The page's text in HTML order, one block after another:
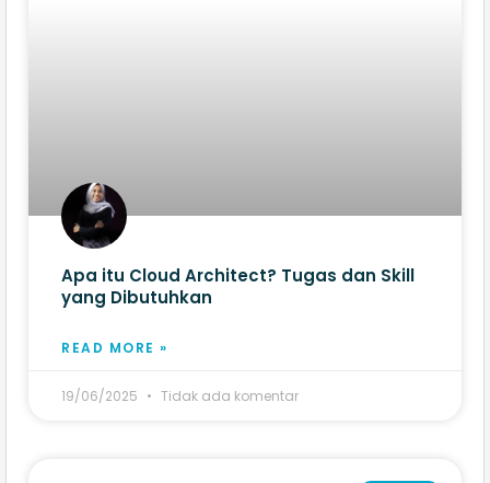
Apa itu Cloud Architect? Tugas dan Skill
yang Dibutuhkan
READ MORE »
19/06/2025 Tidak ada komentar